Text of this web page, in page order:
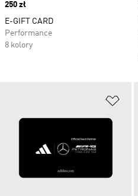
Price
250 zł
E-GIFT CARD
Performance
8 kolory